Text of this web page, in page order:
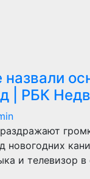
назвали
| РБК
новогодних
и телевизор